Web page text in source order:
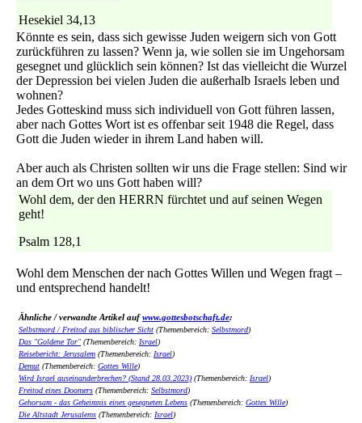
Hesekiel 34,13
Könnte es sein, dass sich gewisse Juden weigern sich von Gott
zurückführen zu lassen? Wenn ja, wie sollen sie im Ungehorsam
gesegnet und glücklich sein können? Ist das vielleicht die Wurzel
der Depression bei vielen Juden die außerhalb Israels leben und
wohnen?
Jedes Gotteskind muss sich individuell von Gott führen lassen,
aber nach Gottes Wort ist es offenbar seit 1948 die Regel, dass
Gott die Juden wieder in ihrem Land haben will.
Aber auch als Christen sollten wir uns die Frage stellen: Sind wir
an dem Ort wo uns Gott haben will?
Wohl dem, der den HERRN fürchtet und auf seinen Wegen
geht!
Psalm 128,1
Wohl dem Menschen der nach Gottes Willen und Wegen fragt –
und entsprechend handelt!
Ähnliche / verwandte Artikel aufwww.gottesbotschaft.de:
Selbstmord / Freitod aus biblischer Sicht (Themenbereich: Selbstmord)
Das "Goldene Tor" (Themenbereich: Israel)
Reisebericht: Jerusalem (Themenbereich: Israel)
Demut (Themenbereich: Gottes Wille)
Wird Israel auseinanderbrechen? (Stand 28.03.2023) (Themenbereich: Israel)
Freitod eines Doomers (Themenbereich: Selbstmord)
Gehorsam - das Geheimnis eines gesegneten Lebens (Themenbereich: Gottes Wille)
Die Altstadt Jerusalems (Themenbereich: Israel)